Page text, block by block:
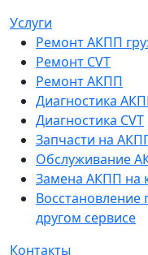
Услуги
Ремонт АКПП
Ремонт CVT
Ремонт AКПП
Диагностика
Диагностика CVT
Запчасти на
Обслуживание
Замена АКПП на
Восстановление
другом сервисе
Контакты